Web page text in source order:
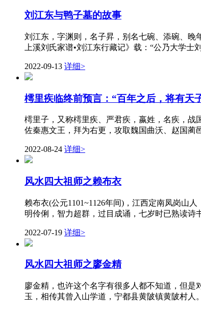
刘江东与鸭子墓的故事
刘江东，字渊则，名子昇，别名七碗、添碗、晚
上溪刘氏家谱•刘江东行藏记》载：“公乃大学
2022-09-13 详细>
樗里疾临终前预言：“百年之后，将有天
樗里子，又称樗里疾、严君疾，嬴姓，名疾，
佐秦惠文王，拜为右更，攻取魏国曲沃、赵国蔺
2022-08-24 详细>
风水四大祖师之赖布衣
赖布衣(公元1101~1126年间)，江西定南凤岗山
明伶俐，智力超群，过目成诵，七岁时已熟读
2022-07-19 详细>
风水四大祖师之廖金精
廖金精，也许这个名字有很多人都不知道，但
玉，相传其曾入山学道，宁都县黄陂镇黄陂村人